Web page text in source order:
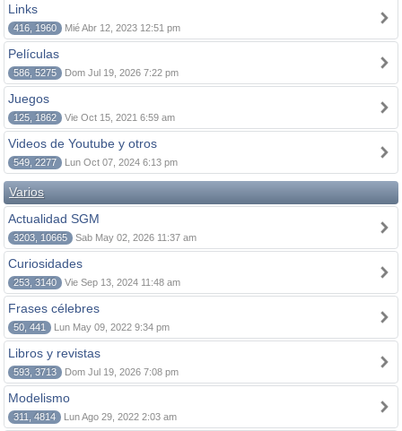
Links
416, 1960 Mié Abr 12, 2023 12:51 pm
Películas
586, 5275 Dom Jul 19, 2026 7:22 pm
Juegos
125, 1862 Vie Oct 15, 2021 6:59 am
Videos de Youtube y otros
549, 2277 Lun Oct 07, 2024 6:13 pm
Varios
Actualidad SGM
3203, 10665 Sab May 02, 2026 11:37 am
Curiosidades
253, 3140 Vie Sep 13, 2024 11:48 am
Frases célebres
50, 441 Lun May 09, 2022 9:34 pm
Libros y revistas
593, 3713 Dom Jul 19, 2026 7:08 pm
Modelismo
311, 4814 Lun Ago 29, 2022 2:03 am